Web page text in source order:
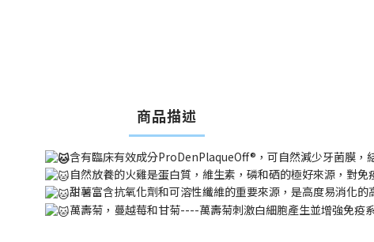
商品描述
含有臨床有效成分ProDenPlaqueOff®，可自然減少牙菌膜，
自然放養的火雞是蛋白質，維生素，磷和硒的極好來源，對免
甜薯富含抗氧化劑和可溶性纖維的重要來源，是高度易消化的
萬壽菊，蔓越莓和甘菊----萬壽菊刺激白細胞產生並增強免疫